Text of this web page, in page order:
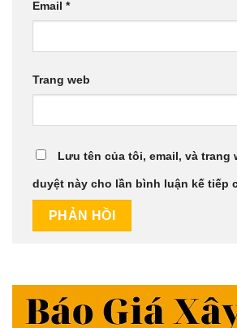
Email *
Trang web
Lưu tên của tôi, email, và trang
duyệt này cho lần bình luận kế tiếp